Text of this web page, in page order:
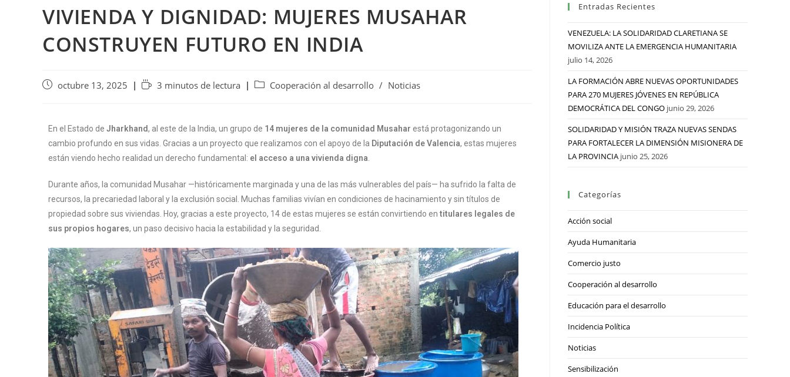
VIVIENDA Y DIGNIDAD: MUJERES MUSAHAR
CONSTRUYEN FUTURO EN INDIA
octubre 13, 2025 3 minutos de lectura Cooperación al desarrollo / Noticias
En el Estado de Jharkhand, al este de la India, un grupo de 14 mujeres de la comunidad Musahar está protagonizando un
cambio profundo en sus vidas. Gracias a un proyecto que realizamos con el apoyo de la Diputación de Valencia, estas mujeres
están viendo hecho realidad un derecho fundamental: el acceso a una vivienda digna
Durante años, la comunidad Musahar —históricamente marginada y una de las más vulnerables del país— ha sufrido la falta de
recursos, la precariedad laboral y la exclusión social. Muchas familias vivían en condiciones de hacinamiento y sin títulos de
propiedad sobre sus viviendas. Hoy, gracias a este proyecto, 14 de estas mujeres se están convirtiendo en titulares legales de
sus propios hogares, un paso decisivo hacia la estabilidad y la seguridad.
Entradas Recientes
VENEZUELA: LA SOLIDARIDAD CLARETIANA SE
MOVILIZA ANTE LA EMERGENCIA HUMANITARIA
julio 14, 2026
LA FORMACIÓN ABRE NUEVAS OPORTUNIDADES
PARA 270 MUJERES JÓVENES EN REPÚBLICA
DEMOCRÁTICA DEL CONGO junio 29, 2026
SOLIDARIDAD Y MISIÓN TRAZA NUEVAS SENDAS
PARA FORTALECER LA DIMENSIÓN MISIONERA DE
LA PROVINCIA junio 25, 2026
Categorías
Acción social
Ayuda Humanitaria
Comercio justo
Cooperación al desarrollo
Educación para el desarrollo
Incidencia Política
Noticias
Sensibilización